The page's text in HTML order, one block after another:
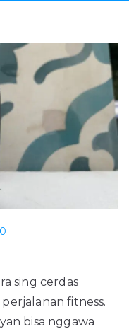
sing cerdas
fitness.
bisa nggawa